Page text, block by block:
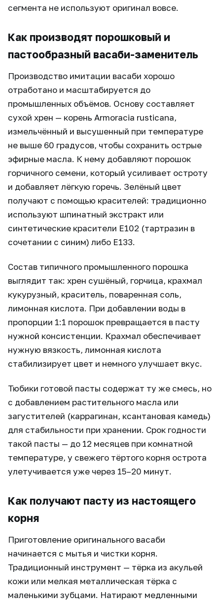
сегмента не используют оригинал вовсе.
Как производят порошковый и
пастообразный васаби-заменитель
Производство имитации васаби хорошо
отработано и масштабируется до
промышленных объёмов. Основу составляет
сухой хрен — корень Armoracia rusticana,
измельчённый и высушенный при температуре
не выше 60 градусов, чтобы сохранить острые
эфирные масла. К нему добавляют порошок
горчичного семени, который усиливает остроту
и добавляет лёгкую горечь. Зелёный цвет
получают с помощью красителей: традиционно
используют шпинатный экстракт или
синтетические красители Е102 (тартразин в
сочетании с синим) либо Е133.
Состав типичного промышленного порошка
выглядит так: хрен сушёный, горчица, крахмал
кукурузный, краситель, поваренная соль,
лимонная кислота. При добавлении воды в
пропорции 1:1 порошок превращается в пасту
нужной консистенции. Крахмал обеспечивает
нужную вязкость, лимонная кислота
стабилизирует цвет и немного улучшает вкус.
Тюбики готовой пасты содержат ту же смесь, но
с добавлением растительного масла или
загустителей (каррагинан, ксантановая камедь)
для стабильности при хранении. Срок годности
такой пасты — до 12 месяцев при комнатной
температуре, у свежего тёртого корня острота
улетучивается уже через 15–20 минут.
Как получают пасту из настоящего
корня
Приготовление оригинального васаби
начинается с мытья и чистки корня.
Традиционный инструмент — тёрка из акульей
кожи или мелкая металлическая тёрка с
маленькими зубцами. Натирают медленными